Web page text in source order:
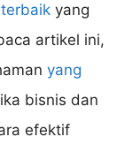
yang
artikel ini,
yang
bisnis dan
efektif